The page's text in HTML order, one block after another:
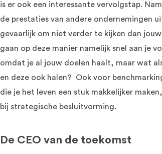
is er ook een interessante vervolgstap.
de prestaties van andere ondernemingen
gevaarlijk om niet verder te kijken dan
gaan op deze manier namelijk snel aan je
omdat je al jouw doelen haalt, maar wat
en deze ook halen? Ook voor
die je het leven een stuk makkelijker
bij strategische besluitvorming.
De CEO van de toekomst